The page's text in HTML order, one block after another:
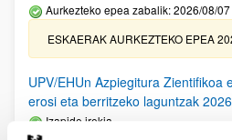
Aurkezteko epea zabalik: 2026/08/
ESKAERAK AURKEZTEKO EPEA
UPV/EHUn Azpiegitura Zientifikoa
erosi eta berritzeko laguntzak 2026
Izapide irekia